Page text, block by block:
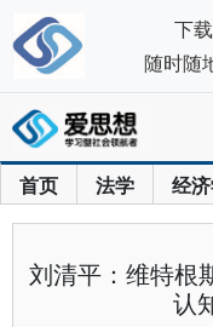
首页 法学 经
刘清平：维特根
认
下
随时随